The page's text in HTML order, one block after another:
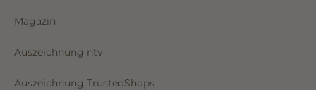
Magazin
Auszeichnung ntv
Auszeichnung TrustedShops